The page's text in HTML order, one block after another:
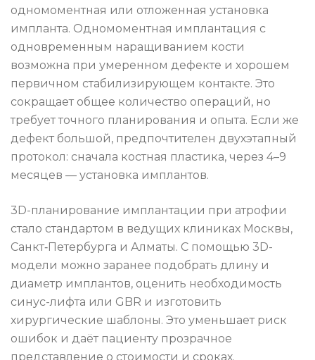
одномоментная или отложенная установка
импланта. Одномоментная имплантация с
одновременным наращиванием кости
возможна при умеренном дефекте и хорошем
первичном стабилизирующем контакте. Это
сокращает общее количество операций, но
требует точного планирования и опыта. Если же
дефект большой, предпочтителен двухэтапный
протокол: сначала костная пластика, через 4–9
месяцев — установка имплантов.
3D-планирование имплантации при атрофии
стало стандартом в ведущих клиниках Москвы,
Санкт‑Петербурга и Алматы. С помощью 3D-
модели можно заранее подобрать длину и
диаметр имплантов, оценить необходимость
синус-лифта или GBR и изготовить
хирургические шаблоны. Это уменьшает риск
ошибок и даёт пациенту прозрачное
представление о стоимости и сроках.